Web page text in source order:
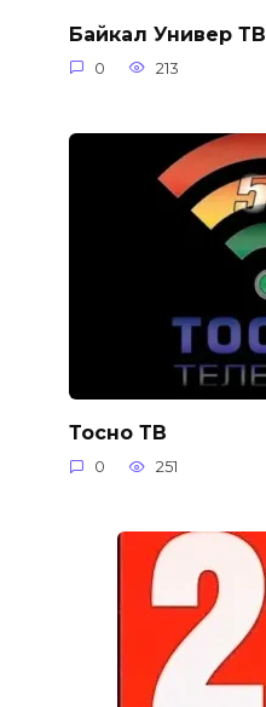
Байкал Универ ТВ
0 213
Тосно ТВ
0 251